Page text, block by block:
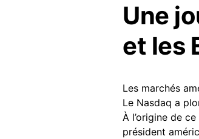
Une
et les
Les marchés
Le Nasdaq a
À l’origine de
président